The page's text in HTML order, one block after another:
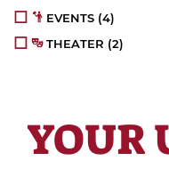
EVENTS (4)
THEATER (2)
YOUR